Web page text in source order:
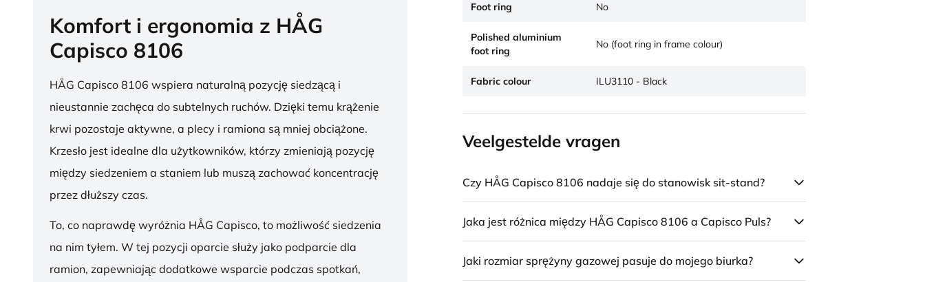
Komfort i ergonomia z HÅG
Capisco 8106
HÅG Capisco 8106 wspiera naturalną pozycję siedzącą i
nieustannie zachęca do subtelnych ruchów. Dzięki temu krążenie
krwi pozostaje aktywne, a plecy i ramiona są mniej obciążone.
Krzesło jest idealne dla użytkowników, którzy zmieniają pozycję
między siedzeniem a staniem lub muszą zachować koncentrację
przez dłuższy czas.
To, co naprawdę wyróżnia HÅG Capisco, to możliwość siedzenia
na nim tyłem. W tej pozycji oparcie służy jako podparcie dla
ramion, zapewniając dodatkowe wsparcie podczas spotkań,
Foot ring No
Polished aluminium
foot ring
No (foot ring in frame colour)
Fabric colour ILU3110 - Black
Veelgestelde vragen
Czy HÅG Capisco 8106 nadaje się do stanowisk sit-stand?
Jaka jest różnica między HÅG Capisco 8106 a Capisco Puls?
Jaki rozmiar sprężyny gazowej pasuje do mojego biurka?